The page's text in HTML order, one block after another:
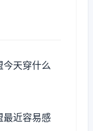
今天穿什么
最近容易感